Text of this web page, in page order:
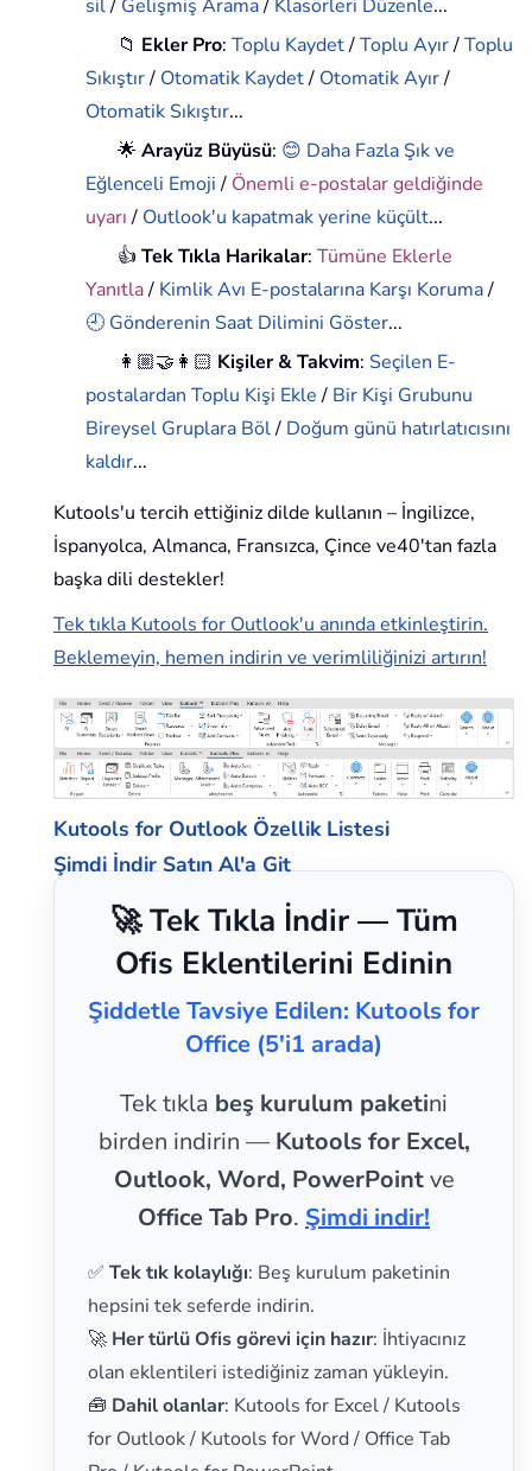
sil/ Gelişmiş Arama/ Klasörleri Düzenle...
📁 Ekler Pro:Toplu Kaydet/Toplu Ayır/Toplu
Sıkıştır/ Otomatik Kaydet/ Otomatik Ayır/
Otomatik Sıkıştır...
🌟Arayüz Büyüsü: 😊 Daha Fazla Şık ve
Eğlenceli Emoji/ Önemli e-postalar geldiğinde
uyarı/ Outlook'u kapatmak yerine küçült...
👍Tek Tıkla Harikalar:Tümüne Eklerle
Yanıtla/ Kimlik Avı E-postalarına Karşı Koruma/
🕘 Gönderenin Saat Dilimini Göster...
👩🏼‍🤝‍👩🏻 Kişiler & Takvim: Seçilen E-
postalardan Toplu Kişi Ekle/ Bir Kişi Grubunu
Bireysel Gruplara Böl/ Doğum günü hatırlatıcısını
kaldır...
Kutools'u tercih ettiğiniz dilde kullanın – İngilizce,
İspanyolca, Almanca, Fransızca, Çince ve40'tan fazla
başka dili destekler!
Tek tıkla Kutools for Outlook'u anında etkinleştirin.
Beklemeyin, hemen indirin ve verimliliğinizi artırın!
Kutools for Outlook Özellik Listesi
Şimdi İndir Satın Al'a Git
🚀 Tek Tıkla İndir — Tüm
Ofis Eklentilerini Edinin
Şiddetle Tavsiye Edilen: Kutools for
Office (5'i1 arada)
Tek tıkla beş kurulum paketini
birden indirin — Kutools for Excel,
Outlook, Word, PowerPointve
Office Tab Pro. Şimdi indir!
✅ Tek tık kolaylığı: Beş kurulum paketinin
hepsini tek seferde indirin.
🚀 Her türlü Ofis görevi için hazır: İhtiyacınız
olan eklentileri istediğiniz zaman yükleyin.
🧰 Dahil olanlar: Kutools for Excel / Kutools
for Outlook / Kutools for Word / Office Tab